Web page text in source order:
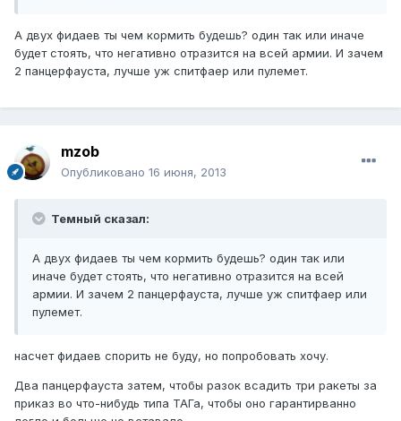
А двух фидаев ты чем кормить будешь? один так или иначе
будет стоять, что негативно отразится на всей армии. И зачем
2 панцерфауста, лучше уж спитфаер или пулемет.
mzob
Опубликовано 16 июня, 2013
Темный сказал:
А двух фидаев ты чем кормить будешь? один так или
иначе будет стоять, что негативно отразится на всей
армии. И зачем 2 панцерфауста, лучше уж спитфаер или
пулемет.
насчет фидаев спорить не буду, но попробовать хочу.
Два панцерфауста затем, чтобы разок всадить три ракеты за
приказ во что-нибудь типа ТАГа, чтобы оно гарантирванно